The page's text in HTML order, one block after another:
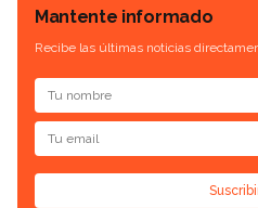
Mantente informado
Recibe las últimas noticias